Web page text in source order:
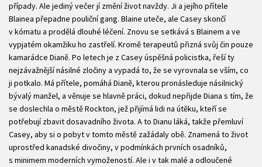
případy. Ale jediný večer jí změní život navždy. Ji a jejího přítele
Blainea přepadne pouliční gang. Blaine uteče, ale Casey skončí
v kómatu a prodělá dlouhé léčení. Znovu se setkává s Blainem a ve
vypjatém okamžiku ho zastřelí. Kromě terapeutů přizná svůj čin pouze
kamarádce Dianě. Po letech je z Casey úspěšná policistka, řeší ty
nejzávažnější násilné zločiny a vypadá to, že se vyrovnala se vším, co
ji potkalo. Má přítele, pomáhá Dianě, kterou pronásleduje násilnický
bývalý manžel, a věnuje se hlavně práci, dokud nepřijde Diana s tím, že
se doslechla o městě Rockton, jež přijímá lidi na útěku, kteří se
potřebují zbavit dosavadního života. A to Dianu láká, takže přemluví
Casey, aby si o pobyt v tomto městě zažádaly obě. Znamená to život
uprostřed kanadské divočiny, v podmínkách prvních osadníků,
s minimem moderních vymožeností. Ale i v tak malé a odloučené